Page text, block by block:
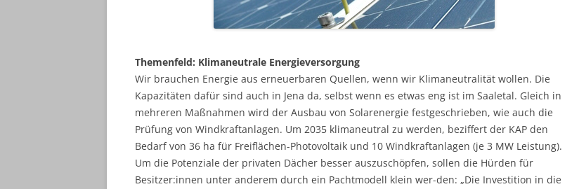
Themenfeld: Klimaneutrale Energieversorgung
Wir brauchen Energie aus erneuerbaren Quellen, wenn wir Klimaneutralität wollen. Die
Kapazitäten dafür sind auch in Jena da, selbst wenn es etwas eng ist im Saaletal. Gleich in
mehreren Maßnahmen wird der Ausbau von Solarenergie festgeschrieben, wie auch die
Prüfung von Windkraftanlagen. Um 2035 klimaneutral zu werden, beziffert der KAP den
Bedarf von 36 ha für Freiflächen-Photovoltaik und 10 Windkraftanlagen (je 3 MW Leistung).
Um die Potenziale der privaten Dächer besser auszuschöpfen, sollen die Hürden für
Besitzer:innen unter anderem durch ein Pachtmodell klein wer-den: „Die Investition in die